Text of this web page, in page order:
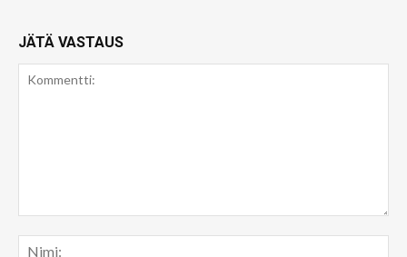
JÄTÄ VASTAUS